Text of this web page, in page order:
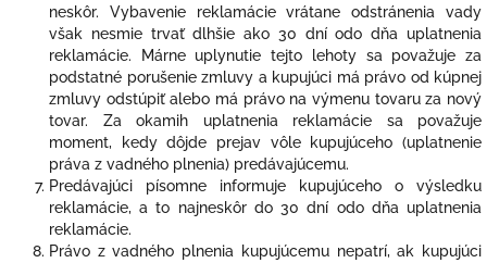
neskôr. Vybavenie reklamácie vrátane odstránenia vady
však nesmie trvať dlhšie ako 30 dní odo dňa uplatnenia
reklamácie. Márne uplynutie tejto lehoty sa považuje za
podstatné porušenie zmluvy a kupujúci má právo od kúpnej
zmluvy odstúpiť alebo má právo na výmenu tovaru za nový
tovar. Za okamih uplatnenia reklamácie sa považuje
moment, kedy dôjde prejav vôle kupujúceho (uplatnenie
práva z vadného plnenia) predávajúcemu.
Predávajúci písomne informuje kupujúceho o výsledku
reklamácie, a to najneskôr do 30 dní odo dňa uplatnenia
reklamácie.
Právo z vadného plnenia kupujúcemu nepatrí, ak kupujúci